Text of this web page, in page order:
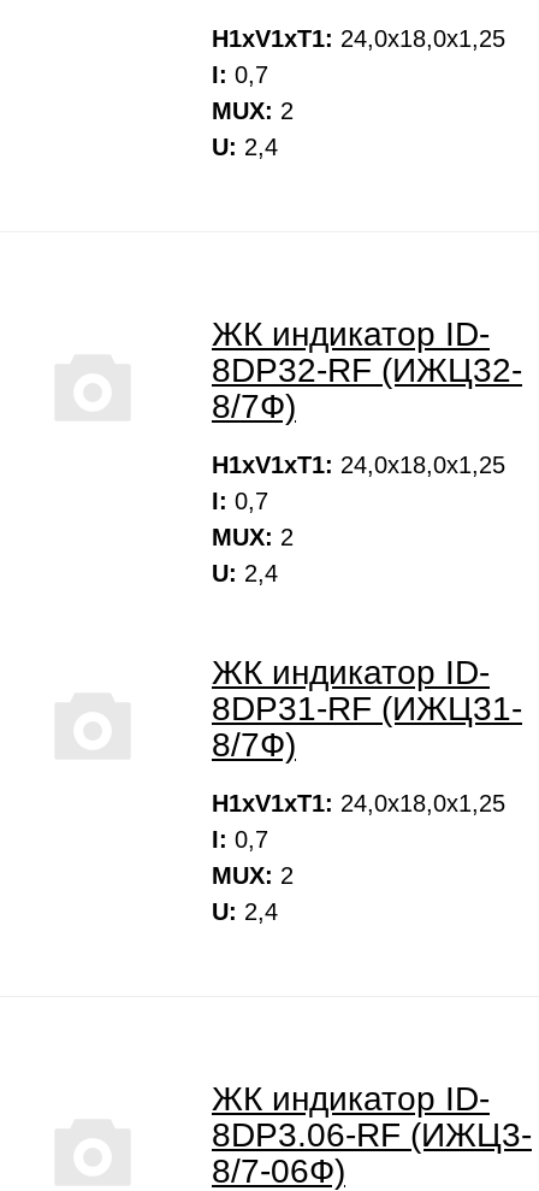
H1xV1xT1: 24,0х18,0х1,25
I: 0,7
MUX: 2
U: 2,4
ЖК индикатор ID-
8DP32-RF (ИЖЦ32-
8/7Ф)
H1xV1xT1: 24,0х18,0х1,25
I: 0,7
MUX: 2
U: 2,4
ЖК индикатор ID-
8DP31-RF (ИЖЦ31-
8/7Ф)
H1xV1xT1: 24,0х18,0х1,25
I: 0,7
MUX: 2
U: 2,4
ЖК индикатор ID-
8DP3.06-RF (ИЖЦ3-
8/7-06Ф)